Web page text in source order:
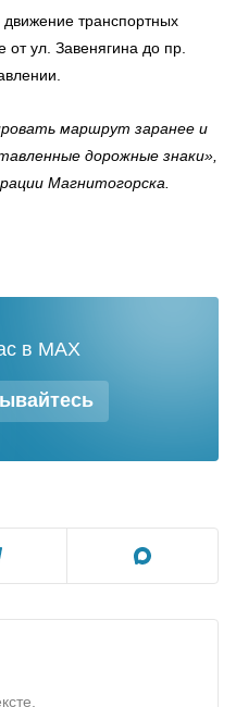
транспортных
от ул. Завенягина до пр.
маршрут заранее и
дорожные знаки»,
Магнитогорска.
в MAX